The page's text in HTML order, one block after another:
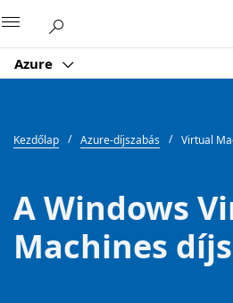
Azure
Kezdőlap Azure-díjszabás Virtual
A Windows
Machines